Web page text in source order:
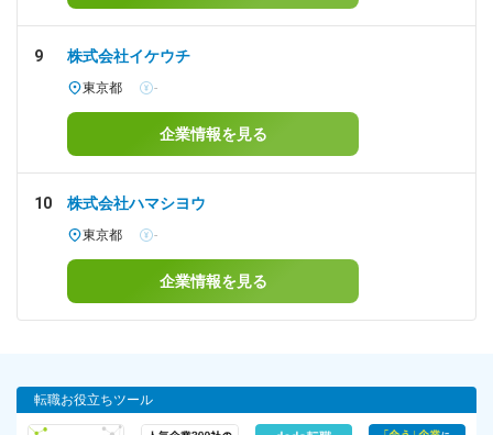
9 株式会社イケウチ
東京都 -
企業情報を見る
10 株式会社ハマシヨウ
東京都 -
企業情報を見る
転職お役立ちツール